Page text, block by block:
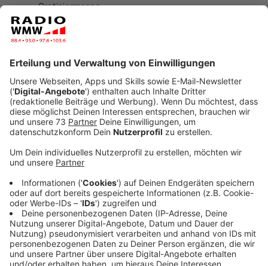
Gratiniermasse
Eine Zucchini
Eine Paprika, gelb
Drei Tomaten
50g Kalamataoliven
100g geriebener Parmesan
Olivenöl
Basilikumrisotto
50g Risottoreis
Feine Würfel von Schalotten
50g Butter
50ml Weißwein
150ml Geflügelbrühe
Geriebener Parmesan
50g Basilikumpesto
1 EL geschlagene Sahne
Anzeige